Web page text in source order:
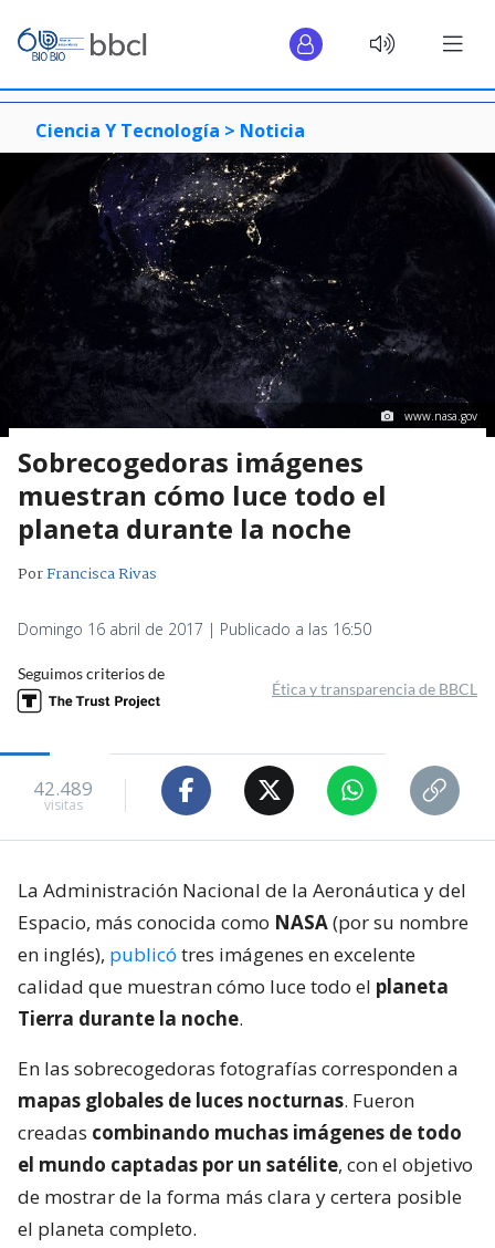
Ciencia Y Tecnología > Noticia
www.nasa.gov
Sobrecogedoras imágenes
muestran cómo luce todo el
planeta durante la noche
PorFrancisca Rivas
Domingo 16 abril de 2017 | Publicado a las 16:50
Seguimos criterios de
Ética y transparencia de BBCL
42.489
visitas
La Administración Nacional de la Aeronáutica y del
Espacio, más conocida como NASA(por su nombre
en inglés), publicó tres imágenes en excelente
calidad que muestran cómo luce todo el planeta
Tierra durante la noche.
En las sobrecogedoras fotografías corresponden a
mapas globales de luces nocturnas. Fueron
creadas combinando muchas imágenes de todo
el mundo captadas por un satélite, con el objetivo
de mostrar de la forma más clara y certera posible
el planeta completo.